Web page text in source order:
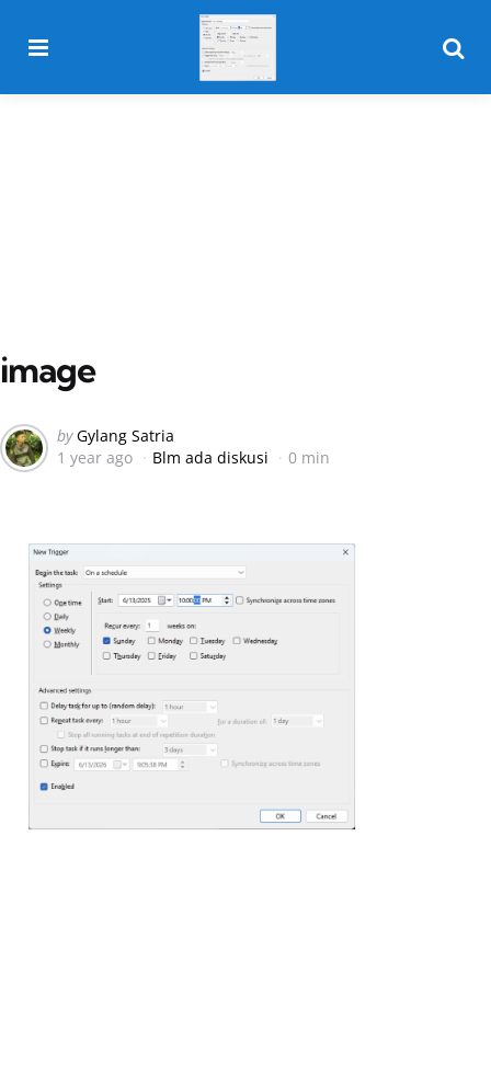
image
Posted
by
by Gylang Satria
1 year ago
Blm ada diskusi 0 min